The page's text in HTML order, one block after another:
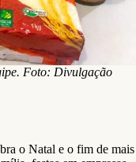
Foto: Divulgação
o Natal e o fim de mais